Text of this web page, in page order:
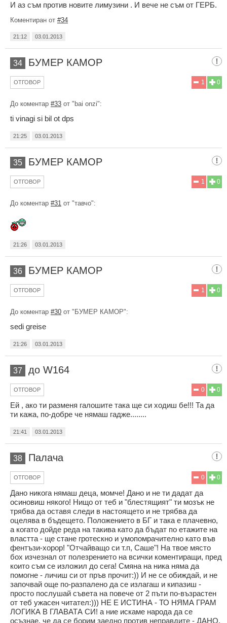
И аз съм против новите лимузини . И вече не съм от ГЕРБ.
Коментиран от #34
21:12 03.01.2013
34 БУМЕР КАМОР
0
1
ОТГОВОР
До коментар #33 от "bai onzi":
ti vinagi si bil ot dps
21:25 03.01.2013
35 БУМЕР КАМОР
0
1
ОТГОВОР
До коментар #31 от "тавчо":
21:26 03.01.2013
36 БУМЕР КАМОР
0
1
ОТГОВОР
До коментар #30 от "БУМЕР КАМОР":
sedi greise
21:26 03.01.2013
37 до W164
0
0
ОТГОВОР
Ей , ако ти разменя галошите така ще си ходиш бе!!! Та да
ти кажа, по-добре че нямаш гадже........
21:41 03.01.2013
38 Палача
0
0
ОТГОВОР
Дано никога нямаш деца, момче! Дано и не ти дадат да
осиновиш някого! Нищо от теб и "блестящият" ти мозък не
трябва да оставя следи в настоящето и не трябва да
оцелява в бъдещето. Положението в БГ и така е плачевно,
а когато дойде реда на такива като да бъдат по етажите на
властта - ще стане гротескно и умопомрачително като във
фентъзи-хорор! "Отчайващо си т.п, Саше"! На твое място
бох изчезнал от полезрението на всички коментиращи, пред
които съм се изложил до сега! Смяна на ника няма да
помогне - личиш си от пръв прочит:)) И не се обиждай, и не
започвай още по-разпалено да се излагаш и кипазиш -
просто послушай съвета на повече от 2 пъти по-възрастен
от теб ужасен читател:))) НЕ Е ИСТИНА - ТО НЯМА ГРАМ
ЛОГИКА В ГЛАВАТА СИ! а ние искаме народа да се
осъзнае, че да се борим заедно против неправдите - ДАНО,